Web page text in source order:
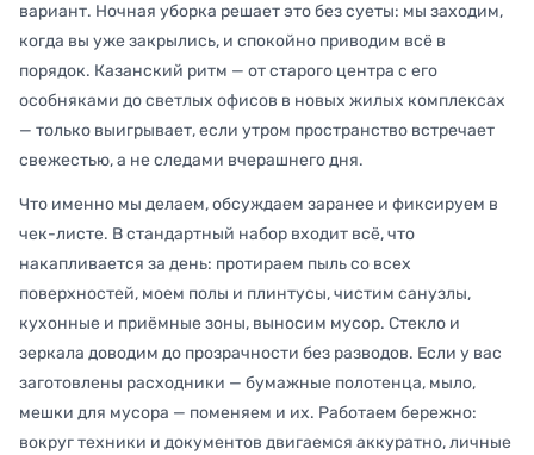
вариант. Ночная уборка решает это без суеты: мы заходим,
когда вы уже закрылись, и спокойно приводим всё в
порядок. Казанский ритм — от старого центра с его
особняками до светлых офисов в новых жилых комплексах
— только выигрывает, если утром пространство встречает
свежестью, а не следами вчерашнего дня.
Что именно мы делаем, обсуждаем заранее и фиксируем в
чек-листе. В стандартный набор входит всё, что
накапливается за день: протираем пыль со всех
поверхностей, моем полы и плинтусы, чистим санузлы,
кухонные и приёмные зоны, выносим мусор. Стекло и
зеркала доводим до прозрачности без разводов. Если у вас
заготовлены расходники — бумажные полотенца, мыло,
мешки для мусора — поменяем и их. Работаем бережно:
вокруг техники и документов двигаемся аккуратно, личные